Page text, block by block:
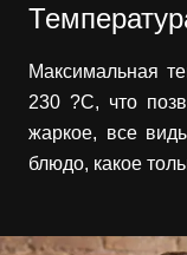
Максимальная
230 ?C, что
жаркое, все
блюдо, какое